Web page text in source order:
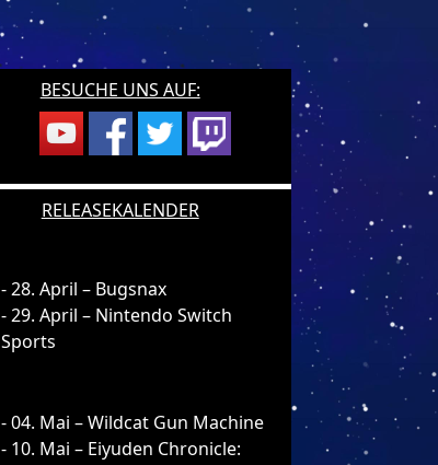
BESUCHE UNS AUF:
RELEASEKALENDER
28. April – Bugsnax
29. April – Nintendo Switch
Sports
04. Mai – Wildcat Gun Machine
10. Mai – Eiyuden Chronicle: